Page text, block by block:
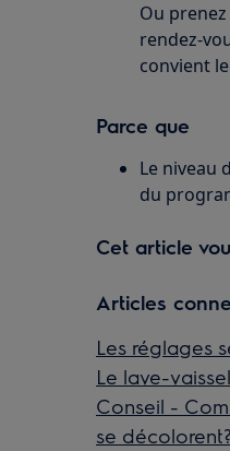
Ou
rendez-
convient
Parce que
Le niveau
du
Cet article
Articles
Les réglages
Le lave-
Conseil -
se décolorent?